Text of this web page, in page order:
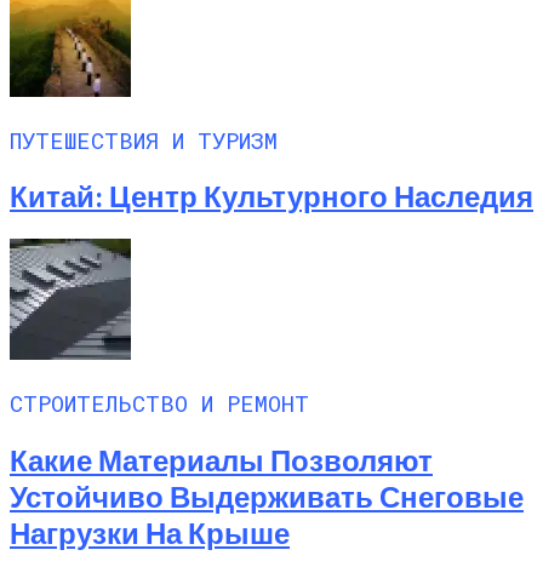
ПУТЕШЕСТВИЯ И ТУРИЗМ
Китай: Центр Культурного Наследия
СТРОИТЕЛЬСТВО И РЕМОНТ
Какие Материалы Позволяют
Устойчиво Выдерживать Снеговые
Нагрузки На Крыше